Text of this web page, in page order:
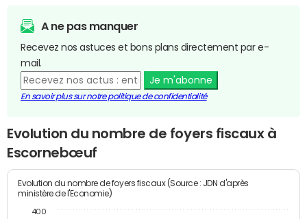
A ne pas manquer
Recevez nos astuces et bons plans directement par e-
mail.
Je m'abonne
En savoir plus sur notre politique de confidentialité
Evolution du nombre de foyers fiscaux à
Escornebœuf
Evolution du nombre de foyers fiscaux (Source : JDN d'après
ministère de l'Economie)
400